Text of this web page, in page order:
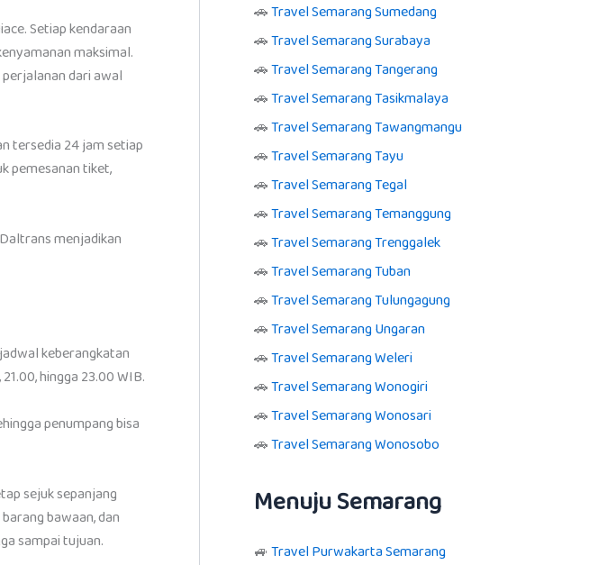
Setiap kendaraan
maksimal.
dari awal
tersedia 24 jam setiap
pemesanan tiket,
menjadikan
keberangkatan
hingga 23.00 WIB.
penumpang bisa
sejuk sepanjang
bawaan, dan
sampai tujuan.
🚗Travel Semarang Sumedang
🚗Travel Semarang Surabaya
🚗Travel Semarang Tangerang
🚗Travel Semarang Tasikmalaya
🚗Travel Semarang Tawangmangu
🚗Travel Semarang Tayu
🚗Travel Semarang Tegal
🚗Travel Semarang Temanggung
🚗Travel Semarang Trenggalek
🚗Travel Semarang Tuban
🚗Travel Semarang Tulungagung
🚗Travel Semarang Ungaran
🚗Travel Semarang Weleri
🚗Travel Semarang Wonogiri
🚗Travel Semarang Wonosari
🚗Travel Semarang Wonosobo
Menuju Semarang
🚙 Travel Purwakarta Semarang